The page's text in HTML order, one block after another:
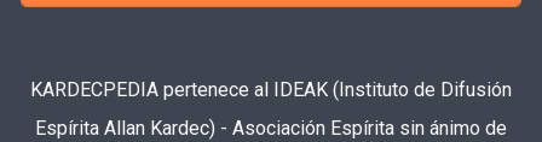
KARDECPEDIA pertenece al IDEAK (Instituto de Difusión
Espírita Allan Kardec) - Asociación Espírita sin ánimo de